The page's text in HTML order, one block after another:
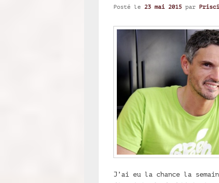
Posté le 23 mai 2015 par
J’ai eu la chance la